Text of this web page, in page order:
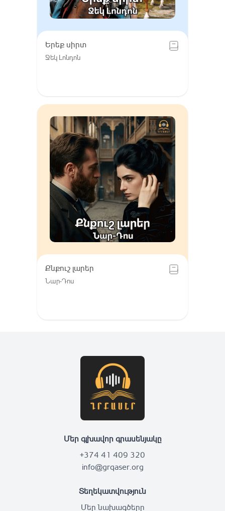
Երեք սիրտ
Ջեկ Լոնդոն
Քնքուշ լարեր
Նար-Դոս
Մեր գլխավոր գրասենյակը
+374 41 409 320
info@grqaser.org
Տեղեկատվություն
Մեր նախագծերը